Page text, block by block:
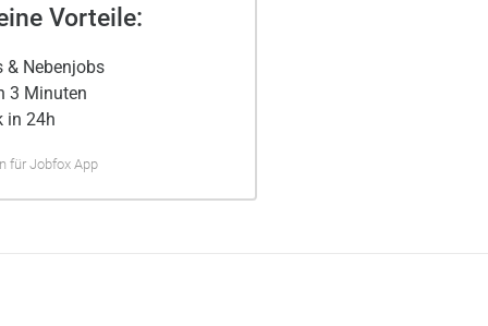
Vorteile:
& Nebenjobs
3 Minuten
in 24h
für Jobfox App